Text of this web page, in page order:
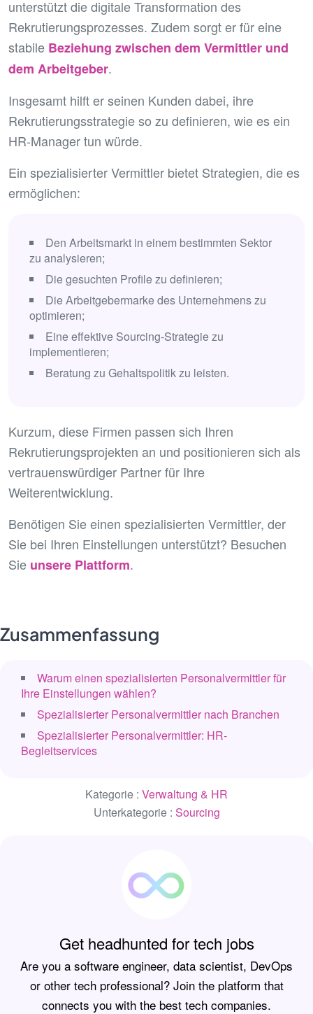
Zusammenfassung
Warum einen spezialisierten Personalvermittler für
Ihre Einstellungen wählen?
Spezialisierter Personalvermittler nach Branchen
Spezialisierter Personalvermittler: HR-
Begleitservices
Kategorie : Verwaltung & HR
Unterkategorie : Sourcing
Get headhunted for tech jobs
Are you a software engineer, data scientist, DevOps
or other tech professional? Join the platform that
connects you with the best tech companies.
unterstützt die digitale Transformation des
Rekrutierungsprozesses. Zudem sorgt er für eine
stabile Beziehung zwischen dem Vermittler und
dem Arbeitgeber.
Insgesamt hilft er seinen Kunden dabei, ihre
Rekrutierungsstrategie so zu definieren, wie es ein
HR-Manager tun würde.
Ein spezialisierter Vermittler bietet Strategien, die es
ermöglichen:
Den Arbeitsmarkt in einem bestimmten Sektor
zu analysieren;
Die gesuchten Profile zu definieren;
Die Arbeitgebermarke des Unternehmens zu
optimieren;
Eine effektive Sourcing-Strategie zu
implementieren;
Beratung zu Gehaltspolitik zu leisten.
Kurzum, diese Firmen passen sich Ihren
Rekrutierungsprojekten an und positionieren sich als
vertrauenswürdiger Partner für Ihre
Weiterentwicklung.
Benötigen Sie einen spezialisierten Vermittler, der
Sie bei Ihren Einstellungen unterstützt? Besuchen
Sie unsere Plattform.